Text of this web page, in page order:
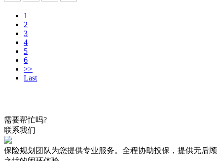
1
2
3
4
5
6
>>
Last
需要帮忙吗?
联系我们
保险规划团队为您提供专业服务。全程协助投保，提供无后顾